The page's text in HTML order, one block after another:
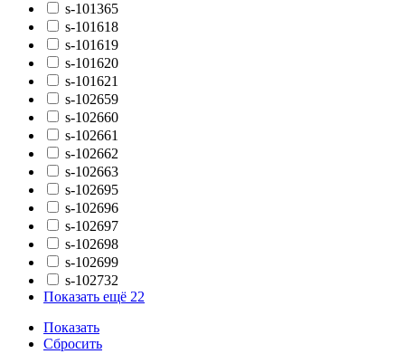
s-101365
s-101618
s-101619
s-101620
s-101621
s-102659
s-102660
s-102661
s-102662
s-102663
s-102695
s-102696
s-102697
s-102698
s-102699
s-102732
Показать ещё 22
Показать
Сбросить